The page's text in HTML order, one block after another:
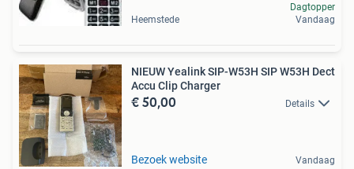
Heemstede
Dagtopper
Vandaag
NIEUW Yealink SIP-W53H SIP W53H Dect
Accu Clip Charger
€ 50,00 Details
Bezoek website Vandaag